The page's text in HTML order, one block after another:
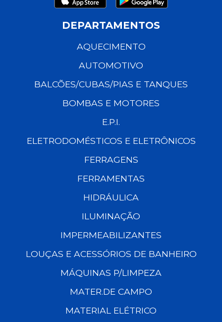
DEPARTAMENTOS
AQUECIMENTO
AUTOMOTIVO
BALCÕES/CUBAS/PIAS E TANQUES
BOMBAS E MOTORES
E.P.I.
ELETRODOMÉSTICOS E ELETRÔNICOS
FERRAGENS
FERRAMENTAS
HIDRÁULICA
ILUMINAÇÃO
IMPERMEABILIZANTES
LOUÇAS E ACESSÓRIOS DE BANHEIRO
MÁQUINAS P/LIMPEZA
MATER.DE CAMPO
MATERIAL ELÉTRICO